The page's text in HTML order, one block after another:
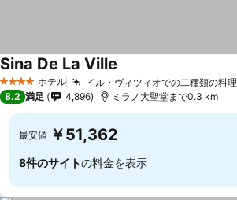
4 ホテルのランク
ホテル イル・ヴィツィオでの二種類の料理
Sina De La Ville
8.2 満足 4,896 ミラノ大聖堂まで0.3 km
最安値 ￥51,362
8件のサイトの料金を表示